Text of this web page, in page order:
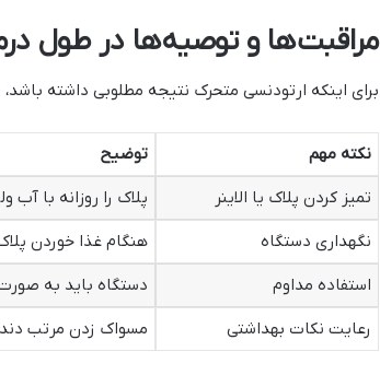
مراقبت‌ها و توصیه‌ها در طول
برای اینکه ارتودنسی متحرک نتیجه مطلوبی داشته
نکته مهم
توضیح
تمیز کردن پلاک یا الاینر
پلاک را روزانه با
نگهداری دستگاه
هنگام غذا خوردن
استفاده مداوم
دستگاه باید به
رعایت نکات بهداشتی
مسواک زدن مرتب